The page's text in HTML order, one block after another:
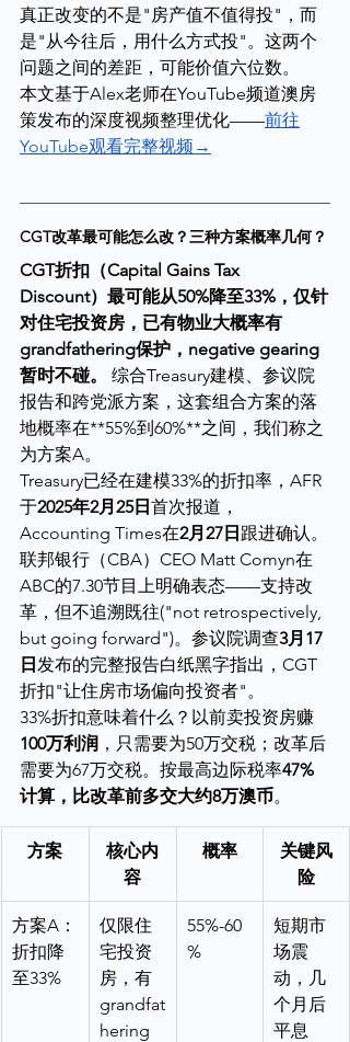
真正改变的不是"房产值不值得投"，而
是"从今往后，用什么方式投"。这两个
问题之间的差距，可能价值六位数。
本文基于Alex老师在YouTube频道澳房
策发布的深度视频整理优化——前往
YouTube观看完整视频→
CGT改革最可能怎么改？三种方案概率几何？
CGT折扣（Capital Gains Tax
Discount）最可能从50%降至33%，仅针
对住宅投资房，已有物业大概率有
grandfathering保护，negative gearing
暂时不碰。
综合Treasury建模、参议院
报告和跨党派方案，这套组合方案的落
地概率在**55%到60%**之间，我们称之
为方案A。
Treasury已经在建模33%的折扣率，AFR
于2025年2月25日首次报道，
Accounting Times在2月27日跟进确认。
联邦银行（CBA）CEO Matt Comyn在
ABC的7.30节目上明确表态——支持改
革，但不追溯既往("not retrospectively,
but going forward")。参议院调查3月17
日发布的完整报告白纸黑字指出，CGT
折扣"让住房市场偏向投资者"。
33%折扣意味着什么？以前卖投资房赚
100万利润 ，只需要为50万交税；改革后
需要为67万交税。按最高边际税率47%
计算，比改革前多交大约8万澳币。
方案
核心内
容
概率
关键风
险
方案A：
折扣降
至33%
仅限住
宅投资
房，有
grandfat
hering
55%-60
%
短期市
场震
动，几
个月后
平息